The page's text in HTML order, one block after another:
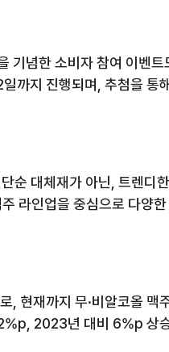
한 소비자 참여 이벤트
까지 진행되며, 추첨을
순 대체재가 아닌, 트렌디
라인업을 중심으로 다양
현재까지 무·비알코올 맥
2023년 대비 6%p 상